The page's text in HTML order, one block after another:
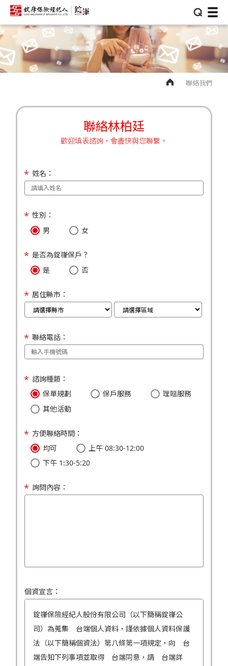
⌕
聯絡我們
聯絡林柏廷
歡迎填表諮詢，會盡快與您聯繫。
姓名：
性別：
男
女
是否為錠嵂保戶？
是
否
居住縣市：
聯絡電話：
諮詢種類：
保單規劃
保戶服務
理賠服務
其他活動
方便聯絡時間：
均可
上午 08:30-12:00
下午 1:30-5:20
詢問內容：
個資宣言：
錠嵂保險經紀人股份有限公司（以下簡稱錠嵂公
司）為蒐集 台端個人資料，謹依據個人資料保護
法（以下簡稱個資法）第八條第一項規定，向 台
端告知下列事項並取得 台端同意，請 台端詳